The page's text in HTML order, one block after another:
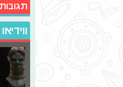
תגובות
ווידיאו